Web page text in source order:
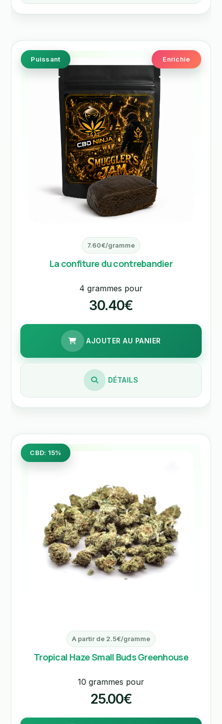
Enrichie
Puissant
7.60€/gramme
La confiture du contrebandier
4 grammes pour
30.40€
AJOUTER AU PANIER
DÉTAILS
CBD: 15%
A partir de 2.5€/gramme
Tropical Haze Small Buds Greenhouse
10 grammes pour
25.00€